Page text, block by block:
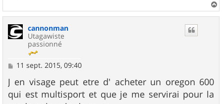
a
cannonman
Utagawiste
passionné
M
s
s
a
11 sept. 2015, 09:40
J en visage peut etre d' acheter un oregon 600
qui est multisport et que je me servirai pour la